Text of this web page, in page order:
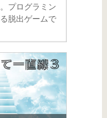
プログラミン
脱出ゲームで